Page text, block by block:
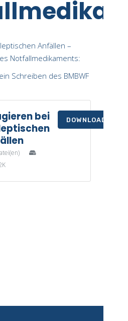
Anfällen –
Notfallmedikaments:
Schreiben des BMBWF
bei
DOWNLOAD